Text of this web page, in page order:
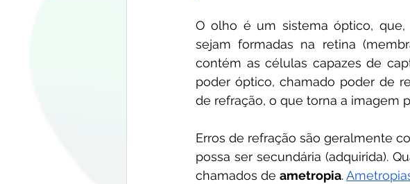
O olho é um sistema óptico,
sejam formadas na retina
contém as células capazes de
poder óptico, chamado poder de
de refração, o que torna a imagem
Erros de refração são geralmente
possa ser secundária (adquirida).
chamados de ametropia.